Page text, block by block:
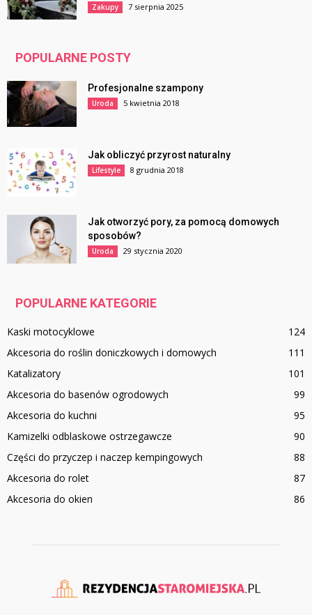
Zakupy 7 sierpnia 2025
POPULARNE POSTY
Profesjonalne szampony
Uroda 5 kwietnia 2018
Jak obliczyć przyrost naturalny
Lifestyle 8 grudnia 2018
Jak otworzyć pory, za pomocą domowych
sposobów?
Uroda 29 stycznia 2020
POPULARNE KATEGORIE
Kaski motocyklowe
124
Akcesoria do roślin doniczkowych i domowych
111
Katalizatory
101
Akcesoria do basenów ogrodowych
99
Akcesoria do kuchni
95
Kamizelki odblaskowe ostrzegawcze
90
Części do przyczep i naczep kempingowych
88
Akcesoria do rolet
87
Akcesoria do okien
86